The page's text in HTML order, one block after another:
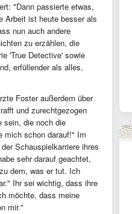
"Dann passierte etwas,
Arbeit ist heute besser als
nun auch andere
zu erzählen, die
'True Detective' sowie
erfüllender als alles,
Foster außerdem über
und zurechtgezogen
sein, die noch die
mich schon darauf!" Im
Schauspielkarriere ihres
sehr darauf geachtet,
dem, was er tut. Ich
Ihr sei wichtig, dass ihre
möchte, dass meine
mir."